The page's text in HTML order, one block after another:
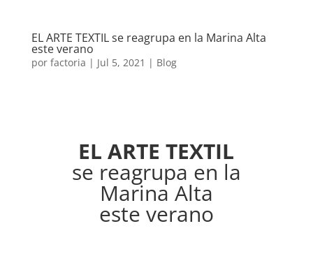
EL ARTE TEXTIL se reagrupa en la Marina Alta
este verano
por factoria | Jul 5, 2021 | Blog
EL ARTE TEXTIL
se reagrupa en la
Marina Alta
este verano